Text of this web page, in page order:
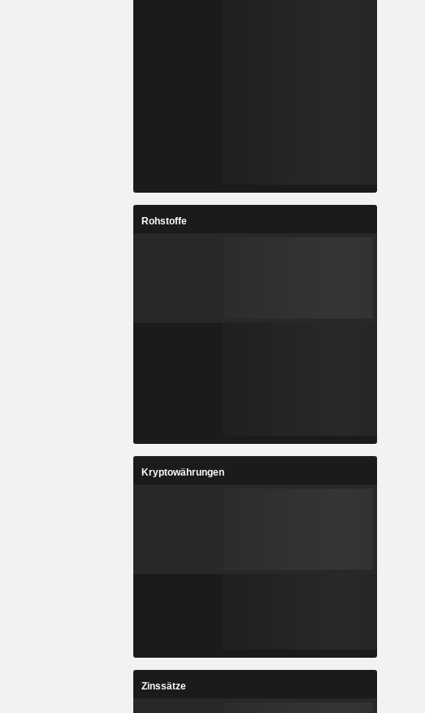
Rohstoffe
Kryptowährungen
Zinssätze